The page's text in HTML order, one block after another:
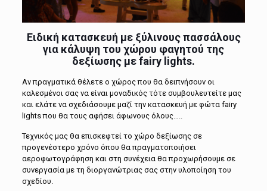
Ειδική κατασκευή με ξύλινους πασσάλους
για κάλυψη του χώρου φαγητού της
δεξίωσης μεfairy lights.
Αν πραγματικά θέλετε ο χώρος που θα δειπνήσουν οι
καλεσμένοι σας να είναι μοναδικός τότε συμβουλευτείτε μας
και ελάτε να σχεδιάσουμε μαζί την κατασκευή με φώτα fairy
lightsπου θα τους αφήσει άφωνους όλους…..
Τεχνικός μας θα επισκεφτεί το χώρο δεξίωσης σε
προγενέστερο χρόνο όπου θα πραγματοποιήσει
αεροφωτογράφηση και στη συνέχεια θα προχωρήσουμε σε
συνεργασία με τη διοργανώτριας σας στην υλοποίηση του
σχεδίου.